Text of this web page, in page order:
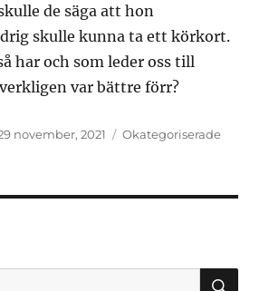
de säga att hon
skulle kunna ta ett körkort.
har och som leder oss till
var bättre förr?
november, 2021 Kategorier
Okategoriserade